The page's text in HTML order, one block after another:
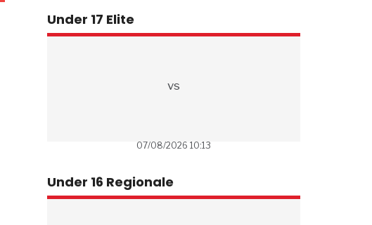
Under 17 Elite
vs
07/08/2026 10:13
Under 16 Regionale